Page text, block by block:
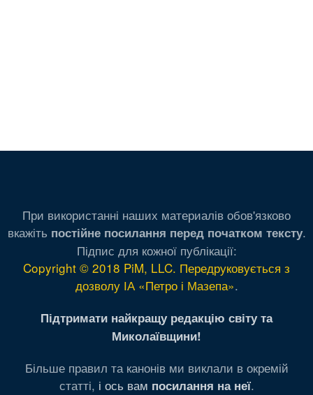
При використанні наших материалів обов'язково
вкажіть постійне посилання перед початком тексту.
Підпис для кожної публікації:
Copyright © 2018 PiM, LLC. Передруковується з
дозволу ІА «Петро і Мазепа».
Підтримати найкращу редакцію світу та
Миколаївщини!
Більше правил та канонів ми виклали в окремій
статті, і ось вам посилання на неї.